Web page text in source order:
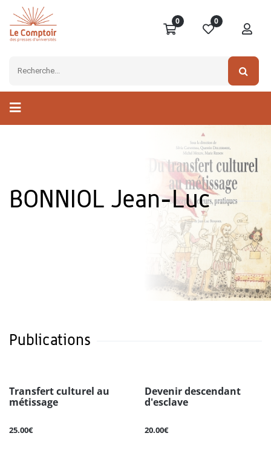
0 0
BONNIOL Jean-Luc
Publications
Transfert culturel au
métissage
25.00€
Devenir descendant
d'esclave
20.00€